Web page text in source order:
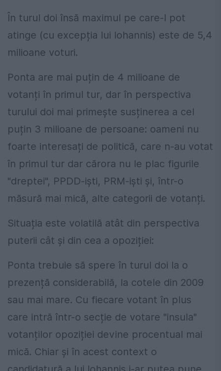
În turul doi însă maximul pe care-l pot
atinge (cu excepția lui Iohannis) este de 5,4
milioane voturi.
Ponta are mai puțin de 4 milioane de
votanți în primul tur, dar în perspectiva
turului doi mai primește susținerea a cel
puțin 3 milioane de persoane: oameni nu
foarte interesați de politică, care n-au votat
în primul tur dar cărora nu le plac figurile
"dreptei", PPDD-iști, PRM-iști și, într-o
măsură mai mică, alte categorii de votanți.
Situația este volatilă atât din perspectiva
puterii cât și din cea a opoziției:
Ponta trebuie să spere în turul doi la o
prezență considerabilă, la cotele din 2009
sau mai mare. Cu fiecare votant în plus
care intră într-o secție de votare "insula"
votanților opoziției devine procentual mai
mică. Chiar și în acest context o